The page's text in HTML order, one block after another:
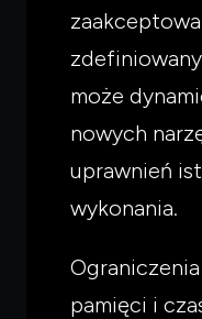
może
nowych
uprawnień
wykonania.
pamięci i